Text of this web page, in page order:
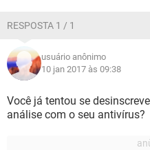
RESPOSTA 1 / 1
usuário anônimo
10 jan 2017 às 09:38
Você já tentou se
análise com o seu antivírus?